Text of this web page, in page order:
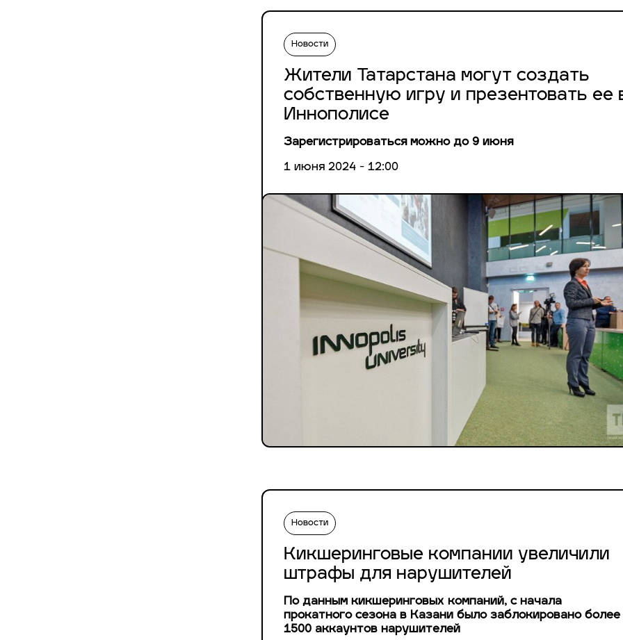
Новости
Жители Татарстана могут создать
собственную игру и презентовать ее
Иннополисе
Зарегистрироваться можно до 9 июня
1 июня 2024 - 12:00
Новости
Кикшеринговые компании увеличили
штрафы для нарушителей
По данным кикшеринговых компаний, с начала
прокатного сезона в Казани было заблокировано более
1500 аккаунтов нарушителей